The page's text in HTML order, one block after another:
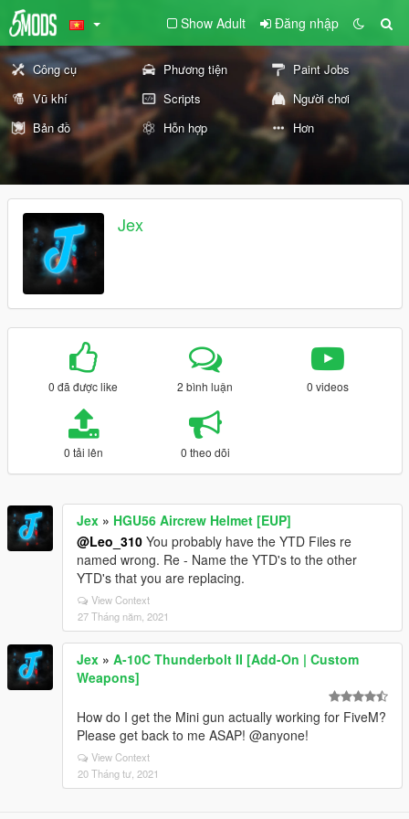
Show Adult Đăng nhập
Công cụ Phương tiện
Paint Jobs
Vũ khí
Scripts
Người chơi
Bản đồ
Hỗn hợp Hơn
Jex
0 đã được like 2 bình luận 0 videos
0 tải lên 0 theo dõi
Jex » HGU56 Aircrew Helmet [EUP]
@Leo_310 You probably have the YTD Files re
named wrong. Re - Name the YTD's to the other
YTD's that you are replacing.
View Context
27 Tháng năm, 2021
Jex » A-10C Thunderbolt II [Add-On | Custom
Weapons]
How do I get the Mini gun actually working for FiveM?
Please get back to me ASAP! @anyone!
View Context
20 Tháng tư, 2021